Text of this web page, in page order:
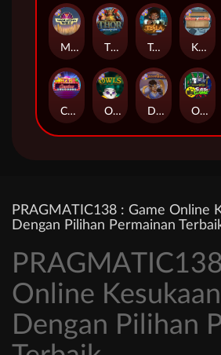
Manhattan Goes Wild
Casino Win Spin
Tesla Jolt
Dungeon Quest Outsourced: Slash Game
Owls
Kitchen Drama: Sushi Mania
Thor: Hammer Time
PRAGMATIC138 : Game Online
Dengan Pilihan Permainan
Online
Dengan Pilihan